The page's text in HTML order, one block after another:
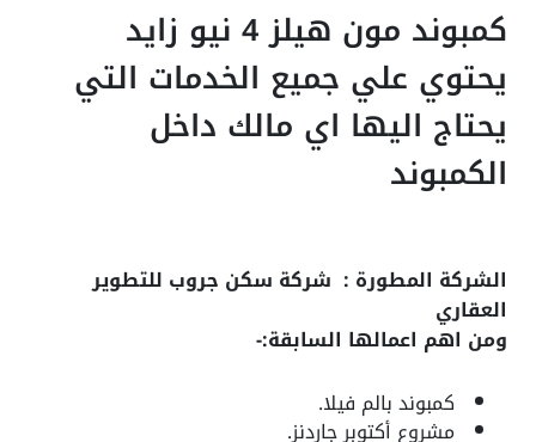
كمبوند مون هيلز 4 نيو زايد
يحتوي علي جميع الخدمات التي
يحتاج اليها اي مالك داخل
الكمبوند
الشركة المطورة : شركة سكن جروب للتطوير
العقاري
ومن اهم اعمالها السابقة:-
كمبوند بالم فيلا.
مشروع أكتوبر جاردنز.